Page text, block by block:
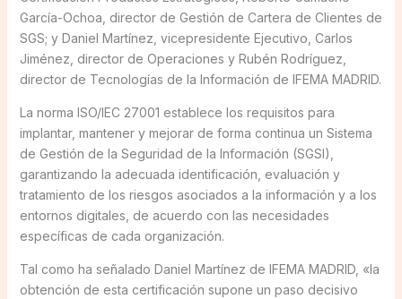
García-Ochoa, director de Gestión de Cartera de Clientes de
SGS; y Daniel Martínez, vicepresidente Ejecutivo, Carlos
Jiménez, director de Operaciones y Rubén Rodríguez,
director de Tecnologías de la Información de IFEMA MADRID.
La norma ISO/IEC 27001 establece los requisitos para
implantar, mantener y mejorar de forma continua un Sistema
de Gestión de la Seguridad de la Información (SGSI),
garantizando la adecuada identificación, evaluación y
tratamiento de los riesgos asociados a la información y a los
entornos digitales, de acuerdo con las necesidades
específicas de cada organización.
Tal como ha señalado Daniel Martínez de IFEMA MADRID, «la
obtención de esta certificación supone un paso decisivo